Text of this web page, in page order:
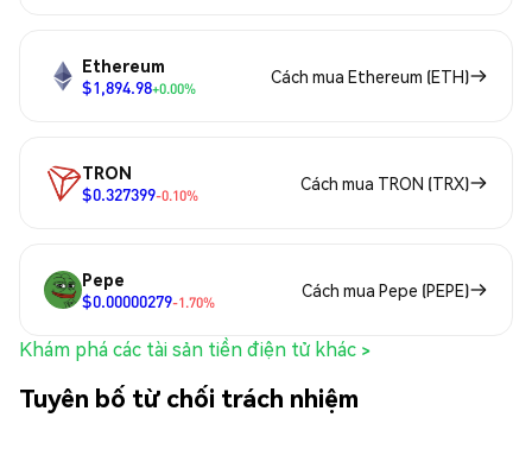
Ethereum
$1,894.98+0.00%
Cách mua Ethereum (ETH)
TRON
$0.327399-0.10%
Cách mua TRON (TRX)
Pepe
$0.00000279-1.70%
Cách mua Pepe (PEPE)
Khám phá các tài sản tiền điện tử khác >
Tuyên bố từ chối trách nhiệm